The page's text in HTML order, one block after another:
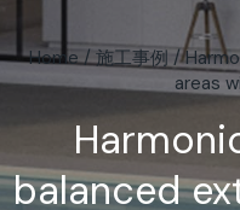
Home/施工事例 /
areas
balanced